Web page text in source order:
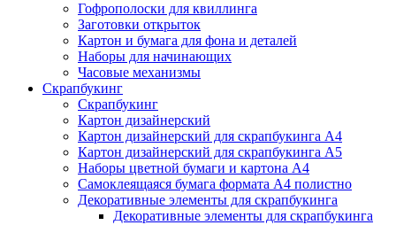
Гофрополоски для квиллинга
Заготовки открыток
Картон и бумага для фона и деталей
Наборы для начинающих
Часовые механизмы
Скрапбукинг
Скрапбукинг
Картон дизайнерский
Картон дизайнерский для скрапбукинга А4
Картон дизайнерский для скрапбукинга А5
Наборы цветной бумаги и картона А4
Самоклеящаяся бумага формата А4 полистно
Декоративные элементы для скрапбукинга
Декоративные элементы для скрапбукинга